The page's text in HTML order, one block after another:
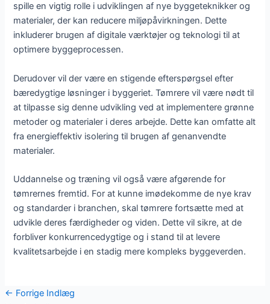
spille en vigtig rolle i udviklingen af nye byggeteknikker og
materialer, der kan reducere miljøpåvirkningen. Dette
inkluderer brugen af digitale værktøjer og teknologi til at
optimere byggeprocessen.
Derudover vil der være en stigende efterspørgsel efter
bæredygtige løsninger i byggeriet. Tømrere vil være nødt til
at tilpasse sig denne udvikling ved at implementere grønne
metoder og materialer i deres arbejde. Dette kan omfatte alt
fra energieffektiv isolering til brugen af genanvendte
materialer.
Uddannelse og træning vil også være afgørende for
tømrernes fremtid. For at kunne imødekomme de nye krav
og standarder i branchen, skal tømrere fortsætte med at
udvikle deres færdigheder og viden. Dette vil sikre, at de
forbliver konkurrencedygtige og i stand til at levere
kvalitetsarbejde i en stadig mere kompleks byggeverden.
← Forrige Indlæg